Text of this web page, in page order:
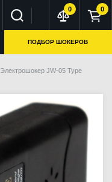
ПОДБОР ШОКЕРОВ
0 0
Электрошокер JW-05 Type